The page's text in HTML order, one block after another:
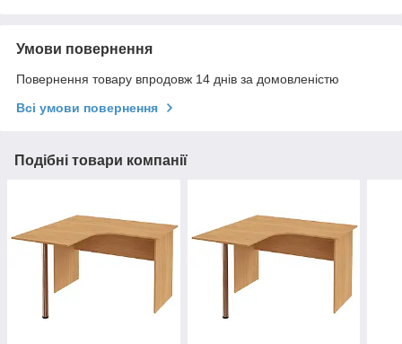
Умови повернення
Повернення товару впродовж 14 днів за домовленістю
Всі умови повернення
Подібні товари компанії